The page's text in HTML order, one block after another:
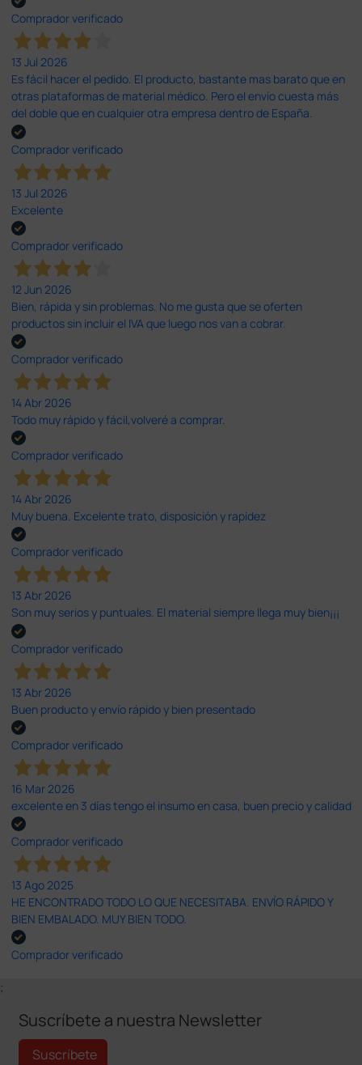
Comprador verificado
13 Jul 2026
Es fácil hacer el pedido. El producto, bastante mas barato que en
otras plataformas de material médico. Pero el envío cuesta más
del doble que en cualquier otra empresa dentro de España.
Comprador verificado
13 Jul 2026
Excelente
Comprador verificado
12 Jun 2026
Bien, rápida y sin problemas. No me gusta que se oferten
productos sin incluir el IVA que luego nos van a cobrar.
Comprador verificado
14 Abr 2026
Todo muy rápido y fácil,volveré a comprar.
Comprador verificado
14 Abr 2026
Muy buena. Excelente trato, disposición y rapidez
Comprador verificado
13 Abr 2026
Son muy serios y puntuales. El material siempre llega muy bien¡¡¡
Comprador verificado
13 Abr 2026
Buen producto y envío rápido y bien presentado
Comprador verificado
16 Mar 2026
excelente en 3 días tengo el insumo en casa, buen precio y calidad
Comprador verificado
13 Ago 2025
HE ENCONTRADO TODO LO QUE NECESITABA. ENVÍO RÁPIDO Y
BIEN EMBALADO. MUY BIEN TODO.
Comprador verificado
;
Suscríbete a nuestra Newsletter
Suscríbete